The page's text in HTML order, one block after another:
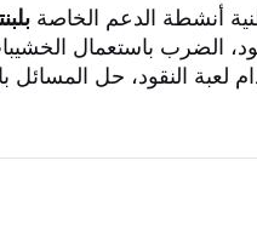
أنشطة الدعم الخاصة
الضرب باستعمال
النقود، حل المسائل